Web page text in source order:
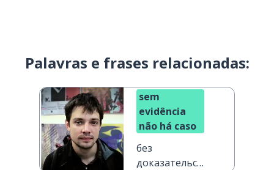
Palavras e frases relacionadas:
sem
evidência
não há caso
без
доказательства